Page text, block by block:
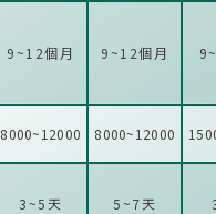
9~12個月 9~12個月
8000~12000 8000~12000
3~5天 5~7天